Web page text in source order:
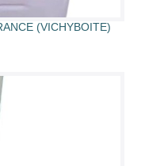
(VICHYBOITE)